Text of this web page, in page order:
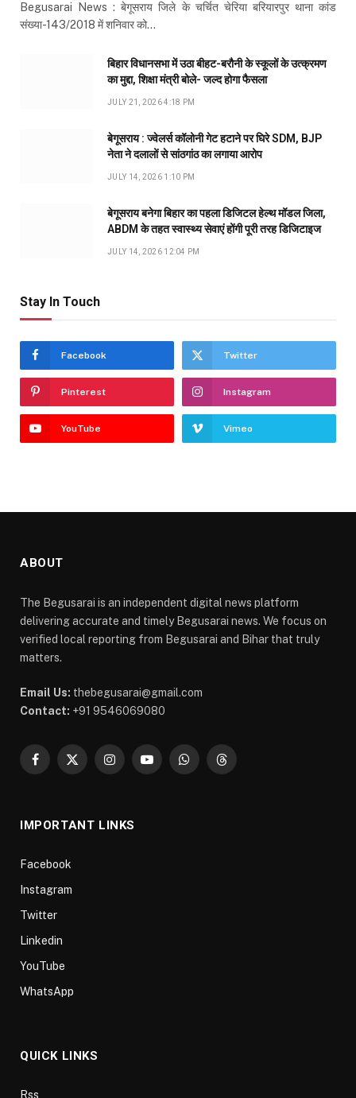
Begusarai News : बेगूसराय जिले के चर्चित चेरिया बरियारपुर थाना कांड
संख्या-143/2018 में शनिवार को…
बिहार विधानसभा में उठा बीहट-बरौनी के स्कूलों के उत्क्रमण
का मुद्दा, शिक्षा मंत्री बोले- जल्द होगा फैसला
JULY 21, 2026 4:18 PM
बेगूसराय : ज्वेलर्स कॉलोनी गेट हटाने पर घिरे SDM, BJP
नेता ने दलालों से सांठगांठ का लगाया आरोप
JULY 14, 2026 1:10 PM
बेगूसराय बनेगा बिहार का पहला डिजिटल हेल्थ मॉडल जिला,
ABDM के तहत स्वास्थ्य सेवाएं होंगी पूरी तरह डिजिटाइज
JULY 14, 2026 12:04 PM
Stay In Touch
Facebook Twitter
Pinterest Instagram
YouTube Vimeo
ABOUT
The Begusarai is an independent digital news platform
delivering accurate and timely Begusarai news. We focus on
verified local reporting from Begusarai and Bihar that truly
matters.
Email Us: thebegusarai@gmail.com
Contact: +91 9546069080
Facebook
X
InstagramYouTubeWhatsAppThreads
IMPORTANT LINKS
Facebook
Instagram
Twitter
Linkedin
YouTube
WhatsApp
QUICK LINKS
Rss